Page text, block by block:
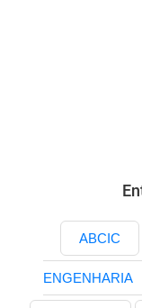
ABCIC
ENGENHARIA